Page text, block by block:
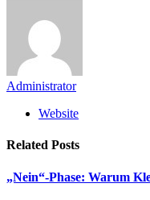
Administrator
Website
Related Posts
„Nein“-Phase: Warum